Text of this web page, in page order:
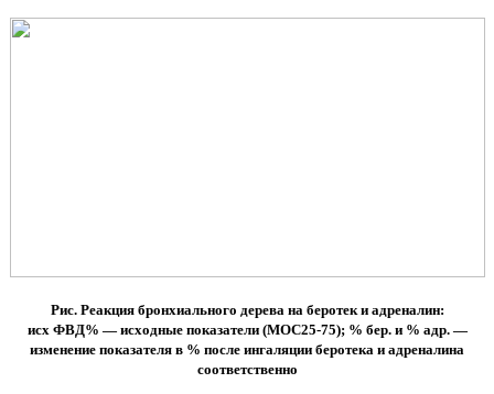
Рис. Реакция бронхиального дерева на беротек и адреналин:
исх ФВД% — исходные показатели (МОС25-75); % бер. и % адр. —
изменение показателя в % после ингаляции беротека и адреналина
соответственно